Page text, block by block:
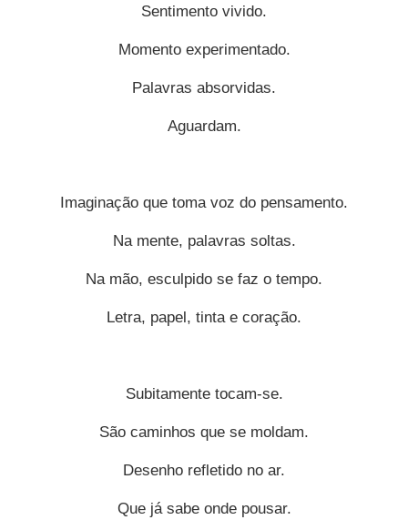
Sentimento vivido.
Momento experimentado.
Palavras absorvidas.
Aguardam.
Imaginação que toma voz do pensamento.
Na mente, palavras soltas.
Na mão, esculpido se faz o tempo.
Letra, papel, tinta e coração.
Subitamente tocam-se.
São caminhos que se moldam.
Desenho refletido no ar.
Que já sabe onde pousar.